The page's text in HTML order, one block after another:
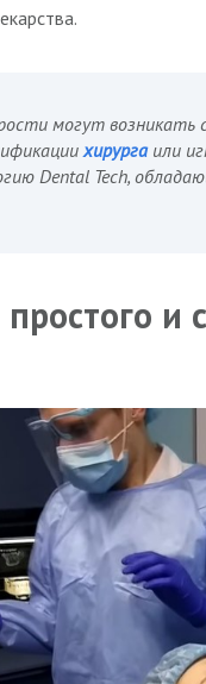
могут возникать
хирургаили
Dental Tech,
и